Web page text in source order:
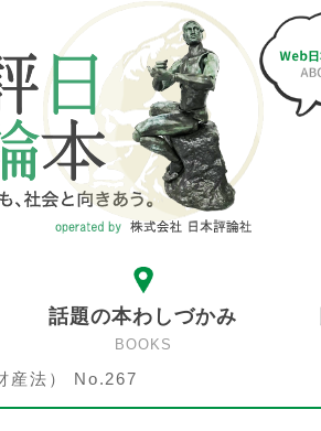
話題の本わしづかみ
BOOKS
産法） No.267